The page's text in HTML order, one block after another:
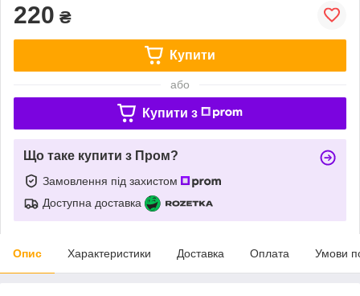
220 ₴
Купити
або
Купити з
Що таке купити з Пром?
Замовлення під захистом
Доступна доставка
Опис Характеристики Доставка Оплата Умови